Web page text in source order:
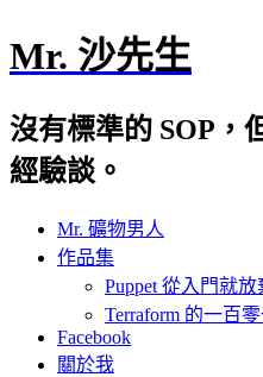
Mr. 沙先生
沒有標準的 SOP，
經驗談。
Mr. 礦物男人
作品集
Puppet 從入門就放
Terraform 的一百
Facebook
關於我